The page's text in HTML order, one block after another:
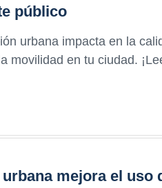
público
urbana impacta en la
movilidad en tu ciudad.
mejora el uso